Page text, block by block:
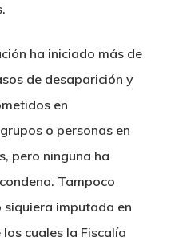
ha iniciado más de
de desaparición y
en
o personas en
pero ninguna ha
Tampoco
imputada en
cuales la Fiscalía